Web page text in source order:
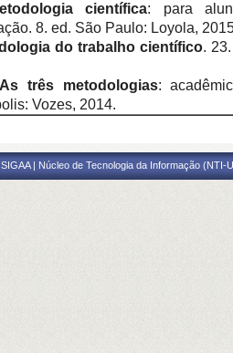
científica: para
8. ed. São Paulo: Loyola,
do trabalho científico.
As três metodologias:
Vozes, 2014.
SIGAA | Núcleo de Tecnologia da Informação